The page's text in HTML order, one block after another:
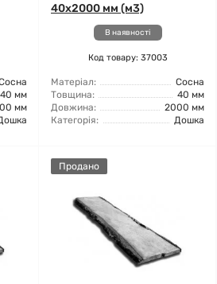
40 мм
мм
40x2000 мм (м3)
В наявності
Код товару: 37003
Матеріал:
Сосна
Товщина:
40 мм
Довжина:
2000 мм
Категорія:
Дошка
Продано